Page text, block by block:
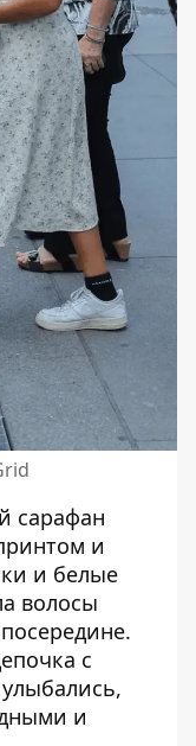
сарафан
и
и белые
волосы
с
и